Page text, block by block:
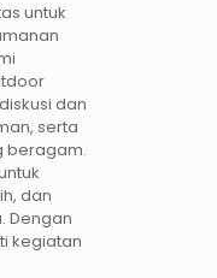
untuk
dan
serta
beragam.
dan
Dengan
kegiatan